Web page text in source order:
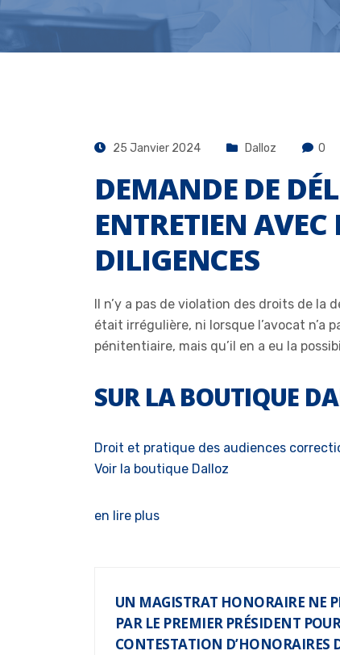
25 Janvier 2024 Dalloz 0
DEMANDE DE
ENTRETIEN AVEC
DILIGENCES
Il n’y a pas de violation des droits de
était irrégulière, ni lorsque l’avocat n’a
pénitentiaire, mais qu’il en a eu la
SUR LA BOUTIQUE
Droit et pratique des audiences
Voir la boutique Dalloz
en lire plus
UN MAGISTRAT HONORAIRE NE
PAR LE PREMIER PRÉSIDENT
CONTESTATION D’HONORAIRES